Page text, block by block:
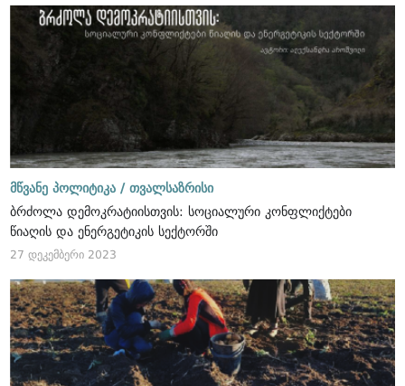
მწვანე პოლიტიკა / თვალსაზრისი
ბრძოლა დემოკრატიისთვის: სოციალური კონფლიქტები
წიაღის და ენერგეტიკის სექტორში
27 დეკემბერი 2023